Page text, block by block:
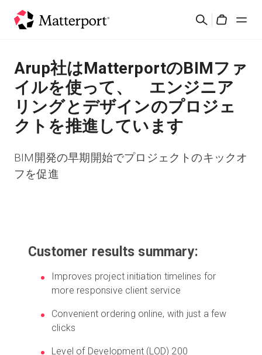
検
ソリューション
製品
料金設定
リソース
Arup社はMatterportのBIMファ
イルを使って、 エンジニア
リングとデザインのプロジェ
クトを推進しています
BIM開発の早期開始でプロジェクトのキックオ
フを促進
Customer results summary:
Improves project initiation timelines for
more responsive client service
Convenient ordering online, with just a few
clicks
Level of Development (LOD) 200